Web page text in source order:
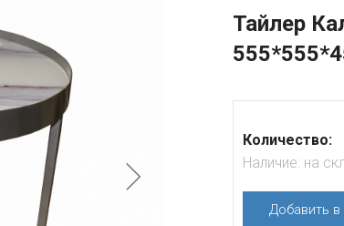
Тайлер
Количество:
Наличие: на
Добавить в